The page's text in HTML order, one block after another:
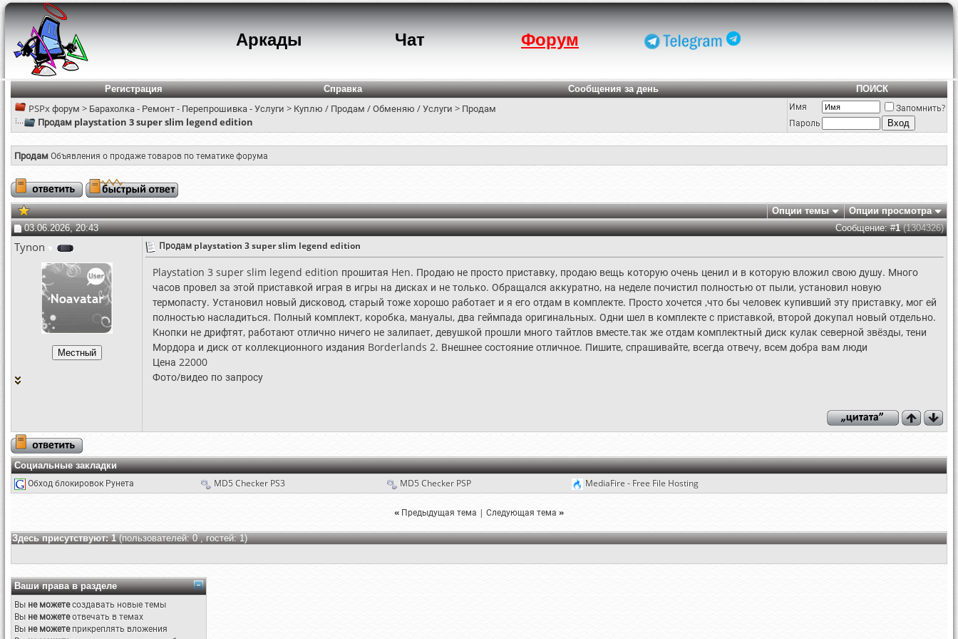
Аркады Чат Форум
Регистрация Справка Сообщения за день ПОИСК
PSPx форум > Барахолка - Ремонт - Перепрошивка - Услуги > Куплю / Продам / Обменяю / Услуги > Продам
Продам playstation 3 super slim legend edition
Имя
Запомнить?
Пароль
ПродамОбъявления о продаже товаров по тематике форума
Опции темы
Опции просмотра
03.06.2026, 20:43
Сообщение: #1(1304326)
Tynon Продам playstation 3 super slim legend edition
Playstation 3 super slim legend edition прошитая Hen. Продаю не просто приставку, продаю вещь которую очень ценил и в которую вложил свою душу. Много
часов провел за этой приставкой играя в игры на дисках и не только. Обращался аккуратно, на неделе почистил полностью от пыли, установил новую
термопасту. Установил новый дисковод, старый тоже хорошо работает и я его отдам в комплекте. Просто хочется ,что бы человек купивший эту приставку, мог ей
полностью насладиться. Полный комплект, коробка, мануалы, два геймпада оригинальных. Одни шел в комплекте с приставкой, второй докупал новый отдельно.
Кнопки не дрифтят, работают отлично ничего не залипает, девушкой прошли много тайтлов вместе.так же отдам комплектный диск кулак северной звёзды, тени
Мордора и диск от коллекционного издания Borderlands 2. Внешнее состояние отличное. Пишите, спрашивайте, всегда отвечу, всем добра вам люди
Цена 22000
Фото/видео по запросу
Социальные закладки
Обход блокировок Рунета MD5 Checker PS3 MD5 Checker PSP MediaFire - Free File Hosting
« Предыдущая тема | Следующая тема »
Здесь присутствуют: 1(пользователей: 0 , гостей: 1)
Ваши права в разделе
Вы не можетесоздавать новые темы
Вы не можетеотвечать в темах
Вы не можетеприкреплять вложения